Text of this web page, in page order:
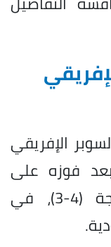
الإفريقي
فوزه على
الأهلي بركلات الترجيح بنتيجة (4-3)، في